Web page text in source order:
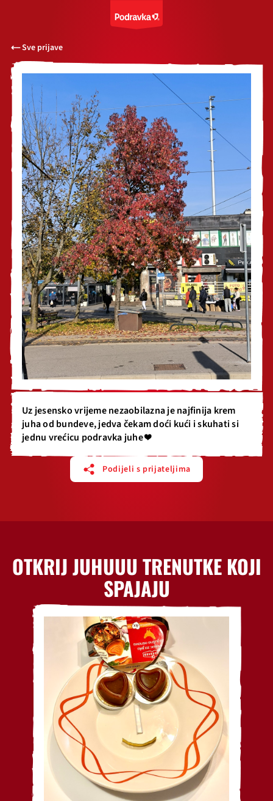
Sve prijave
Uz jesensko vrijeme nezaobilazna je najfinija krem
juha od bundeve, jedva čekam doći kući i skuhati si
jednu vrećicu podravka juhe ❤️
Podijeli s prijateljima
OTKRIJ JUHUUU TRENUTKE KOJI
SPAJAJU